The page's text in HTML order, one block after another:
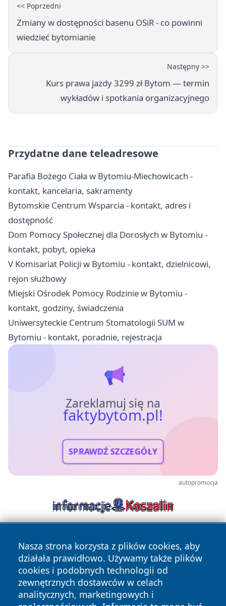
<< Poprzedni
Zmiany w dostępności basenu OSiR - co powinni
wiedzieć bytomianie
Następny >>
Kurs prawa jazdy 3299 zł Bytom — termin
wykładów i spotkania organizacyjnego
Przydatne dane teleadresowe
Parafia Bożego Ciała w Bytomiu-Miechowicach -
kontakt, kancelaria, sakramenty
Bytomskie Centrum Wsparcia - kontakt, adres i
dostępność
Dom Pomocy Społecznej dla Dorosłych w Bytomiu -
kontakt, pobyt, opieka
V Komisariat Policji w Bytomiu - kontakt, dzielnicowi,
rejon służbowy
Miejski Ośrodek Pomocy Rodzinie w Bytomiu -
kontakt, godziny, świadczenia
Uniwersyteckie Centrum Stomatologii SUM w
Bytomiu - kontakt, poradnie, rejestracja
Zareklamuj się na
faktybytom.pl!
SPRAWDŹ SZCZEGÓŁY
autopromocja
Nasza strona korzysta z plików cookies, aby
działała prawidłowo. Używamy także plików
cookies i podobnych technologii od
zewnętrznych dostawców w celach
analitycznych, marketingowych i
Copyright © 2026 faktybytom.pl Wszystkie prawa zastrzeżone.